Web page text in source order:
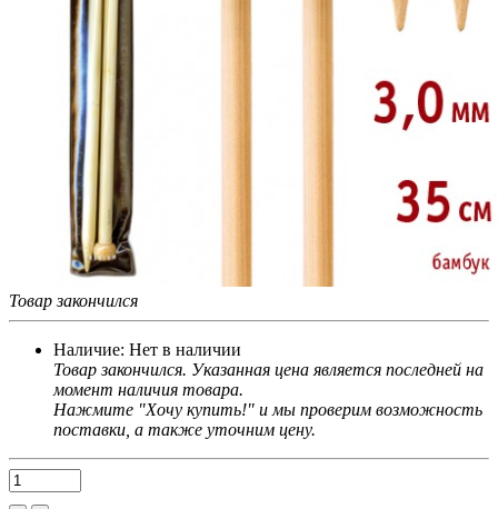
Товар закончился
Наличие: Нет в наличии
Товар закончился. Указанная цена является последней на
момент наличия товара.
Нажмите "Хочу купить!" и мы проверим возможность
поставки, а также уточним цену.